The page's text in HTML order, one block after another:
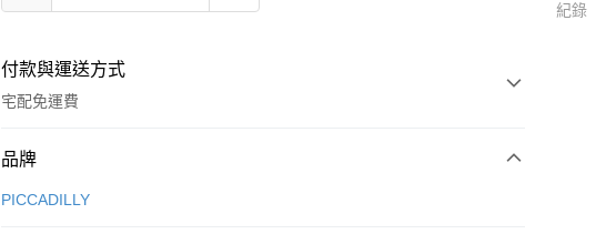
付款與運送方式
宅配免運費
付款方式
信用卡一次付款
品牌
PICCADILLY
紀錄